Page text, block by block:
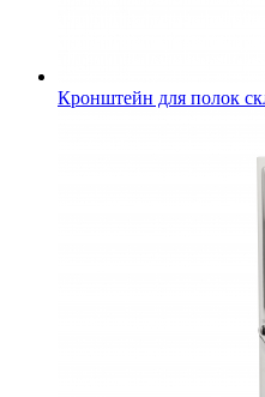
Кронштейн для полок